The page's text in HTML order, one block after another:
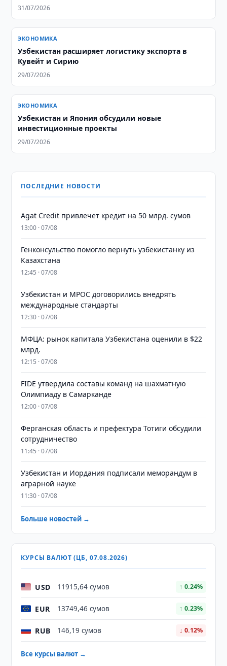
31/07/2026
ЭКОНОМИКА
Узбекистан расширяет логистику экспорта в
Кувейт и Сирию
29/07/2026
ЭКОНОМИКА
Узбекистан и Япония обсудили новые
инвестиционные проекты
29/07/2026
ПОСЛЕДНИЕ НОВОСТИ
Agat Credit привлечет кредит на 50 млрд. сумов
13:00 · 07/08
Генконсульство помогло вернуть узбекистанку из
Казахстана
12:45 · 07/08
Узбекистан и MPOC договорились внедрять
международные стандарты
12:30 · 07/08
МФЦА: рынок капитала Узбекистана оценили в $22
млрд.
12:15 · 07/08
FIDE утвердила составы команд на шахматную
Олимпиаду в Самарканде
12:00 · 07/08
Ферганская область и префектура Тотиги обсудили
сотрудничество
11:45 · 07/08
Узбекистан и Иордания подписали меморандум в
аграрной науке
11:30 · 07/08
Больше новостей →
КУРСЫ ВАЛЮТ (ЦБ, 07.08.2026)
USD 11915,64 сумов ↑ 0.24%
EUR 13749,46 сумов ↑ 0.23%
RUB 146,19 сумов ↓ 0.12%
Все курсы валют →